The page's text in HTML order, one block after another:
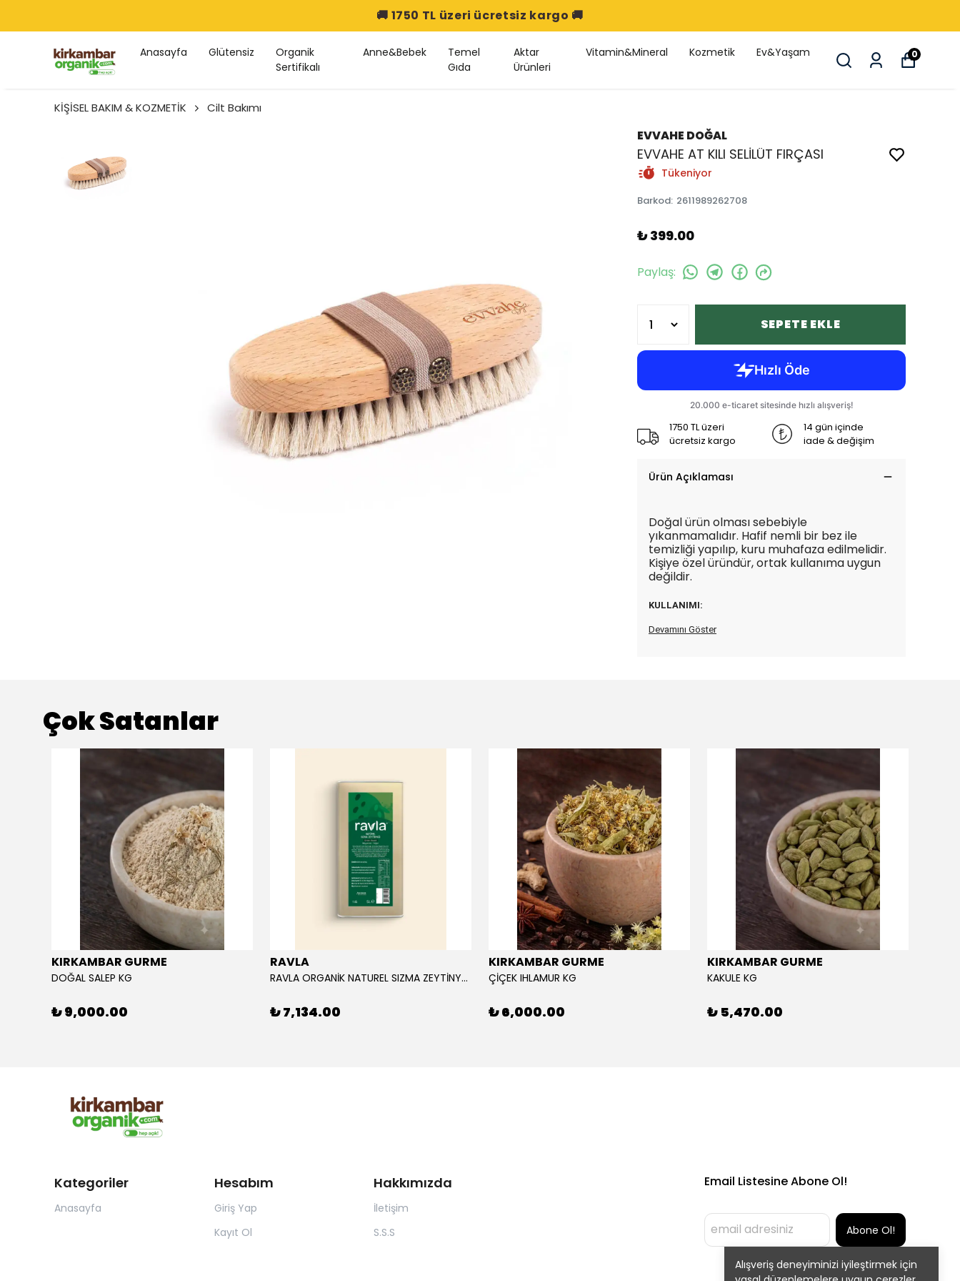
🚚 1750 TL üzeri ücretsiz kargo 🚚
Anasayfa Glütensiz
Organik
Sertifikalı
Anne&Bebek
Temel
Gıda
Aktar
Ürünleri
Vitamin&Mineral Kozmetik Ev&Yaşam 0
Alışveriş deneyiminizi iyileştirmek için
KİŞİSEL BAKIM & KOZMETİK Cilt Bakımı
EVVAHE DOĞAL
EVVAHE AT KILI SELİLÜT FIRÇASI
Tükeniyor
Barkod: 2611989262708
₺ 399.00
Paylaş:
SEPETE EKLE
1750 TL üzeri
ücretsiz kargo
14 gün içinde
iade & değişim
Ürün Açıklaması
Doğal ürün olması sebebiyle
yıkanmamalıdır. Hafif nemli bir bez ile
temizliği yapılıp, kuru muhafaza edilmelidir.
Kişiye özel üründür, ortak kullanıma uygun
değildir.
KULLANIMI:
Devamını Göster
Çok Satanlar
KIRKAMBAR GURME
DOĞAL SALEP KG
₺ 9,000.00
RAVLA
RAVLA ORGANİK NATUREL SIZMA ZEYTİNYAĞI 5L
₺ 7,134.00
KIRKAMBAR GURME
ÇİÇEK IHLAMUR KG
₺ 6,000.00
KIRKAMBAR GURME
KAKULE KG
₺ 5,470.00
Kategoriler
Anasayfa
Hesabım
Giriş Yap
Kayıt Ol
Hakkımızda
İletişim
S.S.S
Email Listesine Abone Ol!
Abone Ol!